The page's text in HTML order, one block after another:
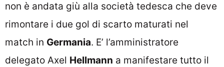
non è andata giù alla società tedesca che deve
rimontare i due gol di scarto maturati nel
match in Germania. E’ l’amministratore
delegato Axel Hellmann a manifestare tutto il